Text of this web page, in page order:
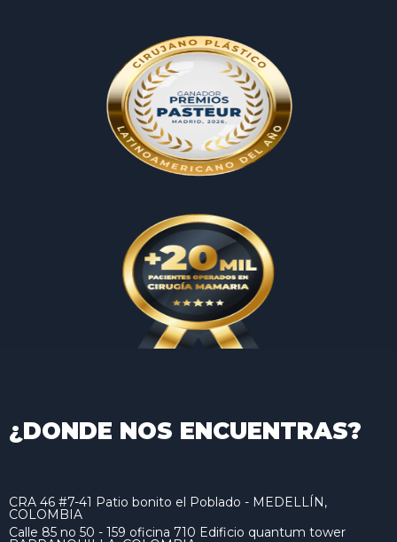
¿DONDE NOS ENCUENTRAS?
CRA 46 #7-41 Patio bonito el Poblado - MEDELLÍN,
COLOMBIA
Calle 85 no 50 - 159 oficina 710 Edificio quantum tower